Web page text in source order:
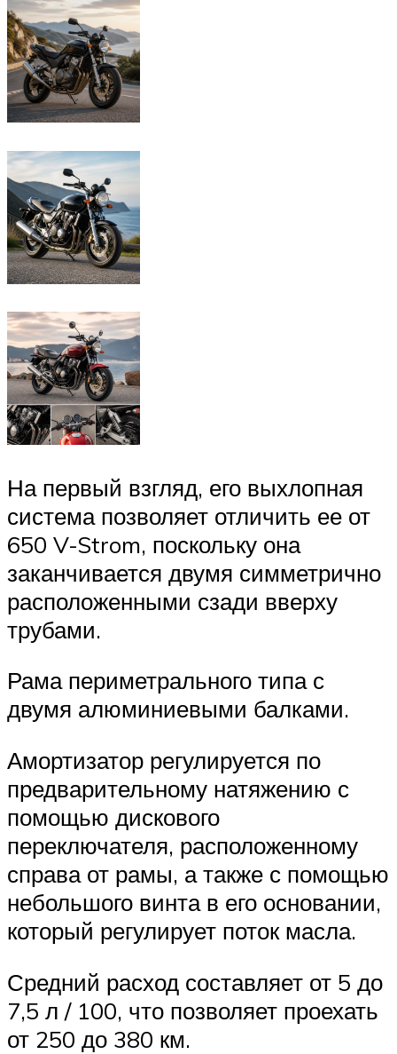
На первый взгляд, его выхлопная
система позволяет отличить ее от
650 V-Strom, поскольку она
заканчивается двумя симметрично
расположенными сзади вверху
трубами.
Рама периметрального типа с
двумя алюминиевыми балками.
Амортизатор регулируется по
предварительному натяжению с
помощью дискового
переключателя, расположенному
справа от рамы, а также с помощью
небольшого винта в его основании,
который регулирует поток масла.
Средний расход составляет от 5 до
7,5 л / 100, что позволяет проехать
от 250 до 380 км.